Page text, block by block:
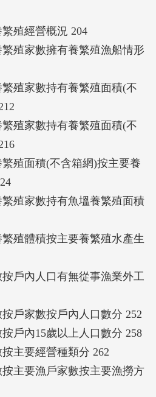
殖經營概況 204
殖家數擁有養繁殖漁船情形
殖家數持有養繁殖面積(不
殖家數持有養繁殖面積(不
殖面積(不含箱網)按主要養
殖家數持有魚塭養繁殖面積
殖體積按主要養繁殖水產生
戶內人口有無從事漁業外工
戶家數按戶內人口數分 252
戶內15歲以上人口數分 258
主要經營種類分 262
主要漁戶家數按主要漁撈方